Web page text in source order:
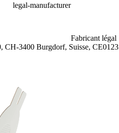
legal-manufacturer
Fabricant légal
CH-3400 Burgdorf, Suisse, CE0123